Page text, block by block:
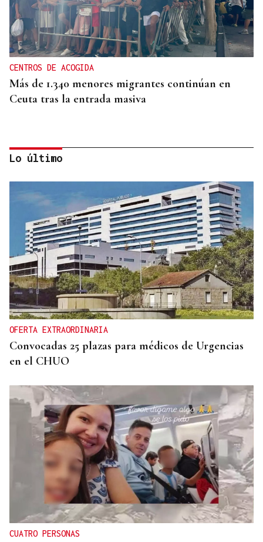
CENTROS DE ACOGIDA
Más de 1.340 menores migrantes continúan en
Ceuta tras la entrada masiva
AUSENCIA DE MARLASKA Y ROBLES
El PP denuncia que el Gobierno no haya pedido
más medios a Europa para atajar la crisis en Ceuta
Lo último
OFERTA EXTRAORDINARIA
Convocadas 25 plazas para médicos de Urgencias
en el CHUO
CUATRO PERSONAS